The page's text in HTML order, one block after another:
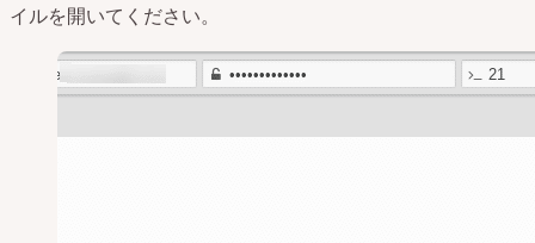
イルを開いてください。